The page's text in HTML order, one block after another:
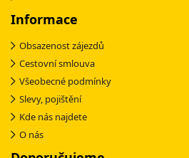
Informace
Obsazenost zájezdů
Cestovní smlouva
Všeobecné podmínky
Slevy, pojištění
Kde nás najdete
O nás